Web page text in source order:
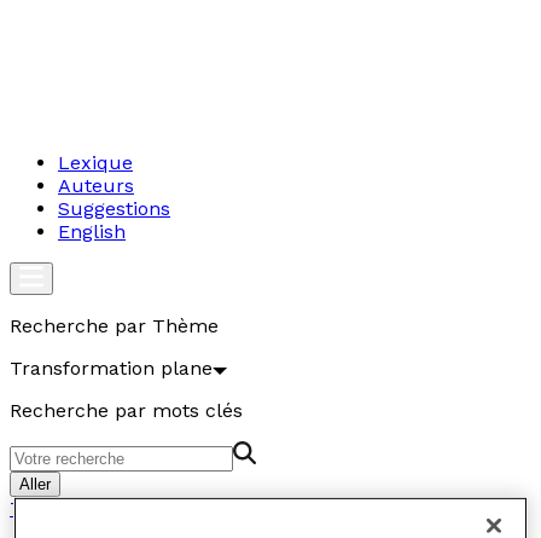
Lexique
Auteurs
Suggestions
English
Recherche par Thème
Transformation plane
Recherche par mots clés
Aller
Transformation plane